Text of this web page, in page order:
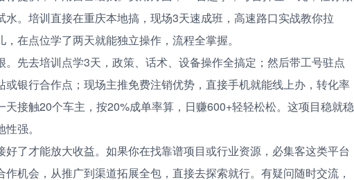
。培训直接在重庆本地搞，现场3天速成班，高速路口实战教你拉
在点位学了两天就能独立操作，流程全掌握。
。先去培训点学3天，政策、话术、设备操作全搞定；然后带工号驻点
或银行合作点；现场主推免费注销优势，直接手机就能线上办，转化率
天接触20个车主，按20%成单率算，日赚600+轻轻松松。这项目稳就稳
强。
好了才能放大收益。如果你在找靠谱项目或行业资源，必集客这类平台
机会，从推广到渠道拓展全包，直接去探索就行。有疑问随时交流，